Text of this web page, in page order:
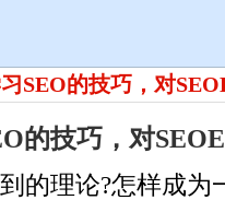
SEO的技巧，对
的技巧，对
的理论?怎样成为